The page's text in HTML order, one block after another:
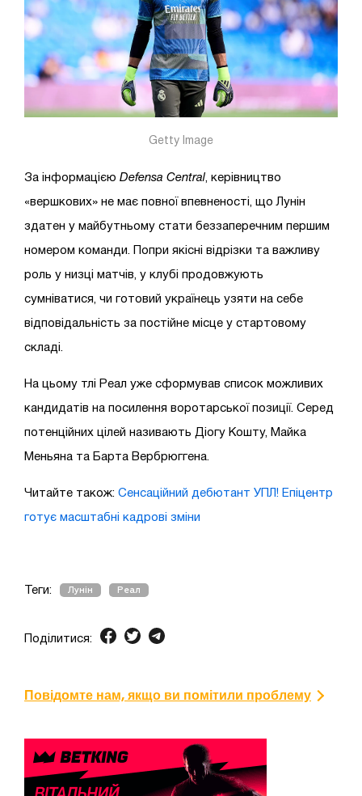
Getty Image
За інформацією Defensa Central, керівництво
«вершкових» не має повної впевненості, що Лунін
здатен у майбутньому стати беззаперечним першим
номером команди. Попри якісні відрізки та важливу
роль у низці матчів, у клубі продовжують
сумніватися, чи готовий українець узяти на себе
відповідальність за постійне місце у стартовому
складі.
На цьому тлі Реал уже сформував список можливих
кандидатів на посилення воротарської позиції. Серед
потенційних цілей називають Діогу Кошту, Майка
Меньяна та Барта Вербрюггена.
Читайте також: Сенсаційний дебютант УПЛ! Епіцентр
готує масштабні кадрові зміни
Теги: Лунін Реал
Поділитися:
Повідомте нам, якщо ви помітили проблему